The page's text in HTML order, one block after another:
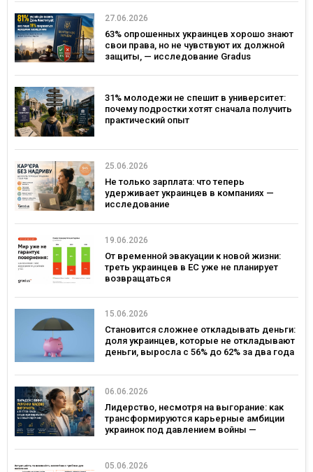
27.06.2026
63% опрошенных украинцев хорошо знают
свои права, но не чувствуют их должной
защиты, — исследование Gradus
31% молодежи не спешит в университет:
почему подростки хотят сначала получить
практический опыт
25.06.2026
Не только зарплата: что теперь
удерживает украинцев в компаниях —
исследование
19.06.2026
От временной эвакуации к новой жизни:
треть украинцев в ЕС уже не планирует
возвращаться
15.06.2026
Становится сложнее откладывать деньги:
доля украинцев, которые не откладывают
деньги, выросла с 56% до 62% за два года
06.06.2026
Лидерство, несмотря на выгорание: как
трансформируются карьерные амбиции
украинок под давлением войны —
05.06.2026